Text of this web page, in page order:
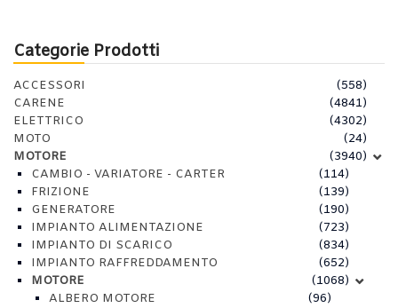
Categorie Prodotti
ACCESSORI
(558)
CARENE
(4841)
ELETTRICO
(4302)
MOTO
(24)
MOTORE
(3940)
CAMBIO - VARIATORE - CARTER
(114)
FRIZIONE
(139)
GENERATORE
(190)
IMPIANTO ALIMENTAZIONE
(723)
IMPIANTO DI SCARICO
(834)
IMPIANTO RAFFREDDAMENTO
(652)
MOTORE
(1068)
ALBERO MOTORE
(96)